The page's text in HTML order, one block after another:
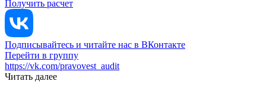
Получить расчет
Подписывайтесь и читайте нас в ВКонтакте
Перейти в группу
https://vk.com/pravovest_audit
Читать далее